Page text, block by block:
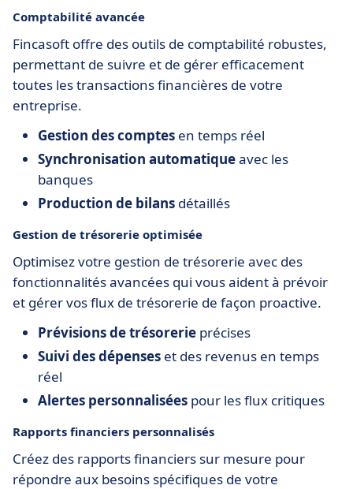
Comptabilité avancée
Fincasoft offre des outils de comptabilité robustes,
permettant de suivre et de gérer efficacement
toutes les transactions financières de votre
entreprise.
Gestion des comptes en temps réel
Synchronisation automatiqueavec les
banques
Production de bilans détaillés
Gestion de trésorerie optimisée
Optimisez votre gestion de trésorerie avec des
fonctionnalités avancées qui vous aident à prévoir
et gérer vos flux de trésorerie de façon proactive.
Prévisions de trésorerie précises
Suivi des dépenses et des revenus en temps
réel
Alertes personnalisées pour les flux critiques
Rapports financiers personnalisés
Créez des rapports financiers sur mesure pour
répondre aux besoins spécifiques de votre